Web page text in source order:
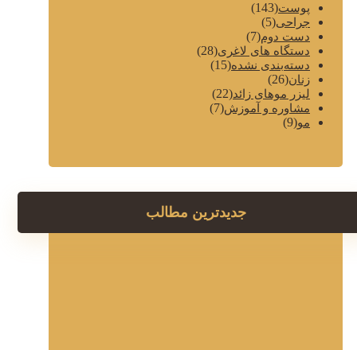
پوست(143)
جراحی(5)
دست دوم(7)
دستگاه های لاغری(28)
دسته‌بندی نشده(15)
زنان(26)
لیزر موهای زائد(22)
مشاوره و آموزش(7)
مو(9)
جدیدترین مطالب